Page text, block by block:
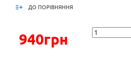
ДО ПОРІВНЯННЯ
940грн